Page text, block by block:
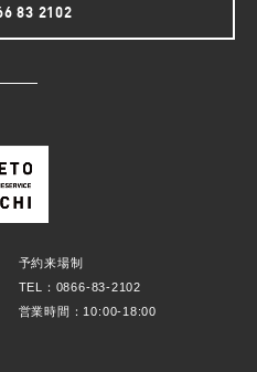
83 2102
予約来場制
TEL：0866-83-2102
営業時間：10:00-18:00